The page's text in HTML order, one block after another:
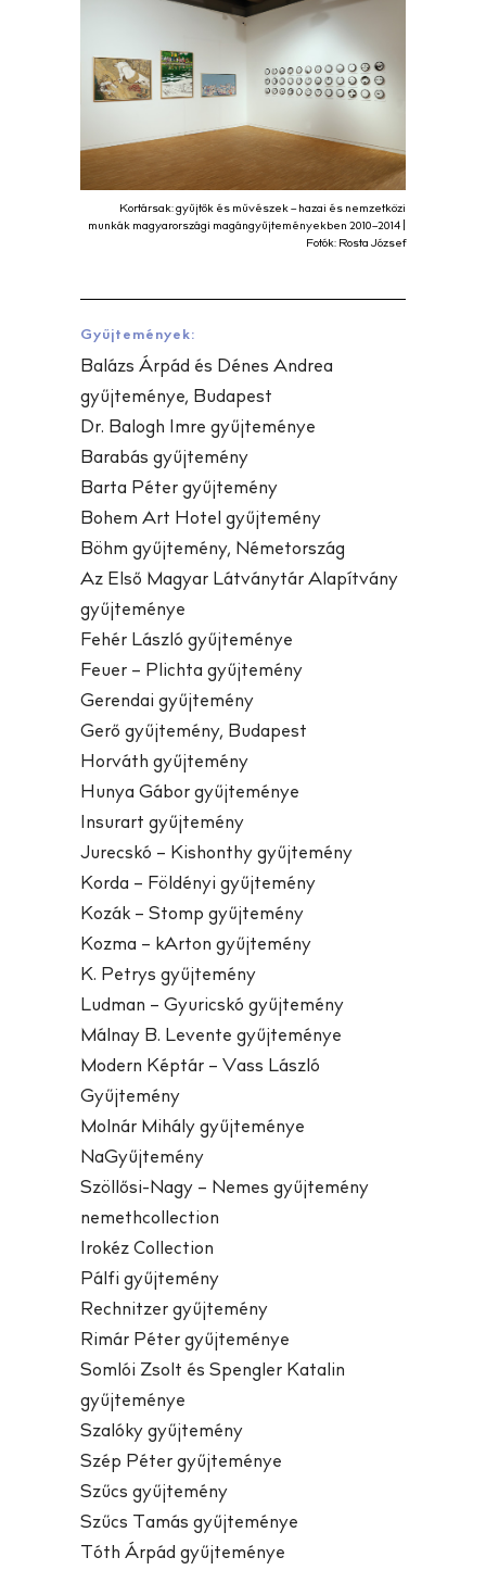
Kortársak: gyűjtők és művészek – hazai és nemzetközi
munkák magyarországi magángyűjteményekben 2010–2014 |
Fotók: Rosta József
Gyűjtemények:
Balázs Árpád és Dénes Andrea
gyűjteménye, Budapest
Dr. Balogh Imre gyűjteménye
Barabás gyűjtemény
Barta Péter gyűjtemény
Bohem Art Hotel gyűjtemény
Böhm gyűjtemény, Németország
Az Első Magyar Látványtár Alapítvány
gyűjteménye
Fehér László gyűjteménye
Feuer – Plichta gyűjtemény
Gerendai gyűjtemény
Gerő gyűjtemény, Budapest
Horváth gyűjtemény
Hunya Gábor gyűjteménye
Insurart gyűjtemény
Jurecskó – Kishonthy gyűjtemény
Korda – Földényi gyűjtemény
Kozák – Stomp gyűjtemény
Kozma – kArton gyűjtemény
K. Petrys gyűjtemény
Ludman – Gyuricskó gyűjtemény
Málnay B. Levente gyűjteménye
Modern Képtár – Vass László
Gyűjtemény
Molnár Mihály gyűjteménye
NaGyűjtemény
Szöllősi-Nagy – Nemes gyűjtemény
nemethcollection
Irokéz Collection
Pálfi gyűjtemény
Rechnitzer gyűjtemény
Rimár Péter gyűjteménye
Somlói Zsolt és Spengler Katalin
gyűjteménye
Szalóky gyűjtemény
Szép Péter gyűjteménye
Szűcs gyűjtemény
Szűcs Tamás gyűjteménye
Tóth Árpád gyűjteménye